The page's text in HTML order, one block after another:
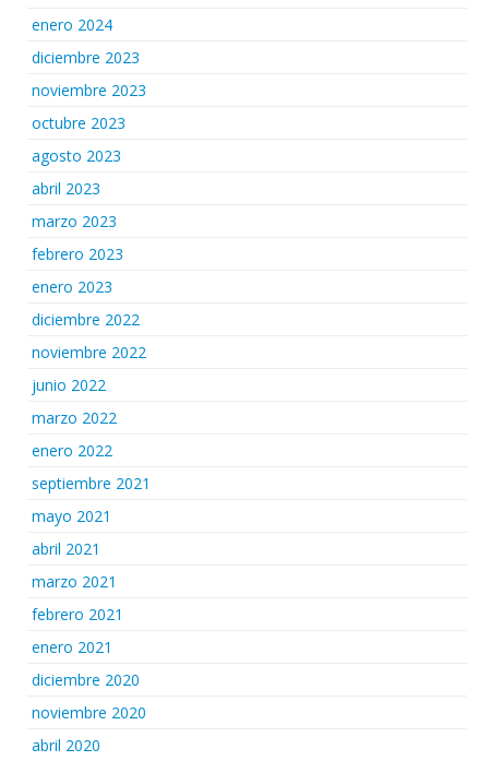
enero 2024
diciembre 2023
noviembre 2023
octubre 2023
agosto 2023
abril 2023
marzo 2023
febrero 2023
enero 2023
diciembre 2022
noviembre 2022
junio 2022
marzo 2022
enero 2022
septiembre 2021
mayo 2021
abril 2021
marzo 2021
febrero 2021
enero 2021
diciembre 2020
noviembre 2020
abril 2020